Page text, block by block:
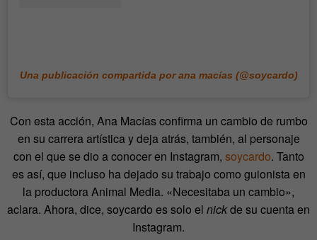
Una publicación compartida por ana macías (@soycardo)
Con esta acción, Ana Macías confirma un cambio de rumbo
en su carrera artística y deja atrás, también, al personaje
con el que se dio a conocer en Instagram, soycardo. Tanto
es así, que incluso ha dejado su trabajo como guionista en
la productora Animal Media. «Necesitaba un cambio»,
aclara. Ahora, dice, soycardo es solo el nickde su cuenta en
Instagram.